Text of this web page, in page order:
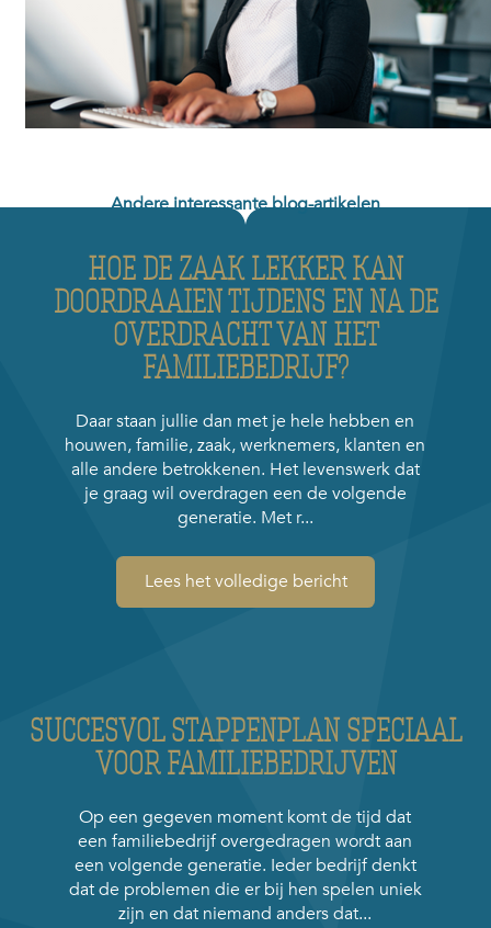
Andere interessante blog-artikelen
HOE DE ZAAK LEKKER KAN
DOORDRAAIEN TIJDENS EN NA DE
OVERDRACHT VAN HET
FAMILIEBEDRIJF?
Daar staan jullie dan met je hele hebben en
houwen, familie, zaak, werknemers, klanten en
alle andere betrokkenen. Het levenswerk dat
je graag wil overdragen een de volgende
generatie. Met r...
Lees het volledige bericht
SUCCESVOL STAPPENPLAN SPECIAAL
VOOR FAMILIEBEDRIJVEN
Op een gegeven moment komt de tijd dat
een familiebedrijf overgedragen wordt aan
een volgende generatie. Ieder bedrijf denkt
dat de problemen die er bij hen spelen uniek
zijn en dat niemand anders dat...